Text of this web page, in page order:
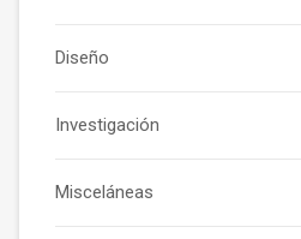
Diseño
Investigación
Misceláneas